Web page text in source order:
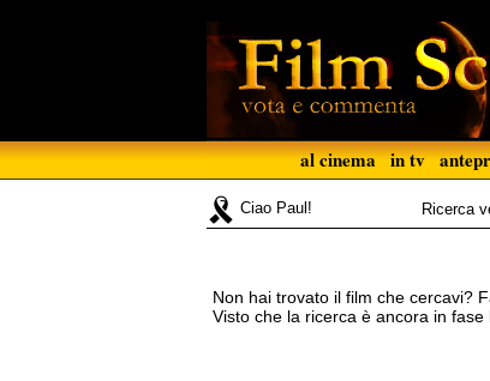
al cinema in tv
Ciao Paul! Ricerca
Non hai trovato il film che cercavi?
Visto che la ricerca è ancora in